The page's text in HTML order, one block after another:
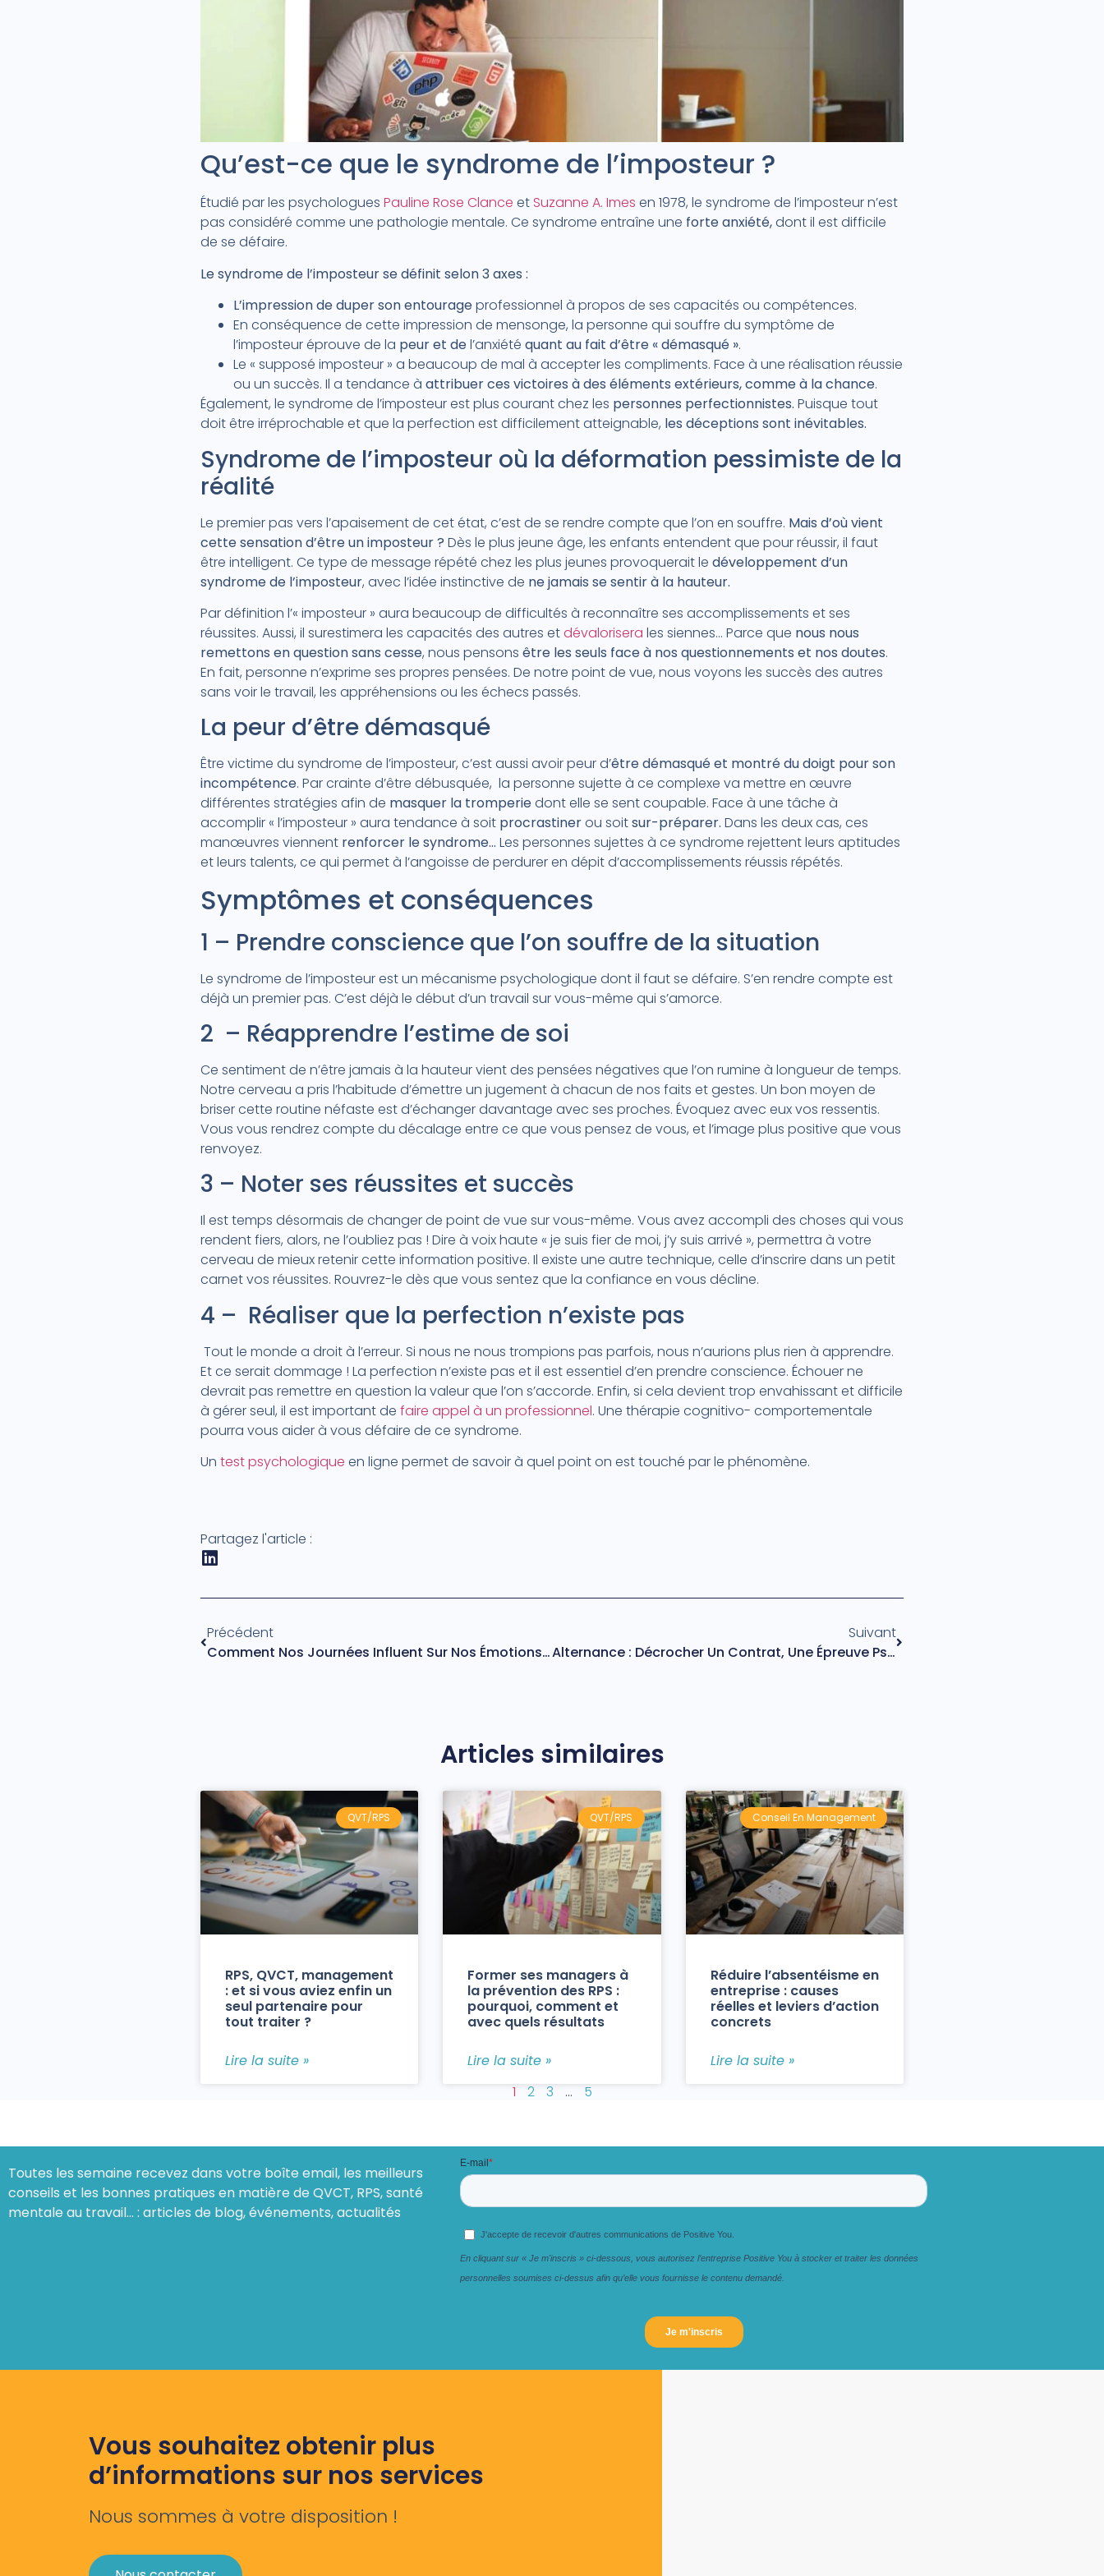
Qu’est-ce que le syndrome de l’imposteur ?
Étudié par les psychologues Pauline Rose Clance et Suzanne A. Imes en 1978, le syndrome de l’imposteur n’est
pas considéré comme une pathologie mentale. Ce syndrome entraîne une forte anxiété,dont il est difficile
de se défaire.
Le syndrome de l’imposteur se définit selon 3 axes :
L’impression de duper son entourageprofessionnel à propos de ses capacités ou compétences.
En conséquence de cette impression de mensonge, la personne qui souffre du symptôme de
l’imposteur éprouve de la peur et del’anxiété quant au fait d’être « démasqué ».
Le « supposé imposteur » a beaucoup de mal à accepter les compliments. Face à une réalisation réussie
ou un succès. Il a tendance à attribuer ces victoires à des éléments extérieurs, comme à la chance.
Également, le syndrome de l’imposteur est plus courant chez les personnes perfectionnistes. Puisque tout
doit être irréprochable et que la perfection est difficilement atteignable, les déceptions sont inévitables.
Syndrome de l’imposteur où la déformation pessimiste de la
réalité
Le premier pas vers l’apaisement de cet état, c’est de se rendre compte que l’on en souffre. Mais d’où vient
cette sensation d’être un imposteur ? Dès le plus jeune âge, les enfants entendent que pour réussir, il faut
être intelligent. Ce type de message répété chez les plus jeunes provoquerait le développement d’un
syndrome de l’imposteur, avec l’idée instinctive de ne jamais se sentir à la hauteur.
Par définition l’« imposteur » aura beaucoup de difficultés à reconnaître ses accomplissements et ses
réussites. Aussi, il surestimera les capacités des autres etdévalorisera les siennes… Parce que nous nous
remettons en question sans cesse, nous pensons être les seuls face à nos questionnements et nos doutes.
En fait, personne n’exprime ses propres pensées. De notre point de vue, nous voyons les succès des autres
sans voir le travail, les appréhensions ou les échecs passés.
La peur d’être démasqué
Être victime du syndrome de l’imposteur, c’est aussi avoir peur d’être démasqué et montré du doigt pour son
incompétence. Par crainte d’être débusquée, la personne sujette à ce complexe va mettre en œuvre
différentes stratégies afin de masquer la tromperiedont elle se sent coupable. Face à une tâche à
accomplir « l’imposteur » aura tendance à soit procrastinerou soitsur-préparer. Dans les deux cas, ces
manœuvres viennent renforcer le syndrome… Les personnes sujettes à ce syndrome rejettent leurs aptitudes
et leurs talents, ce qui permet à l’angoisse de perdurer en dépit d’accomplissements réussis répétés.
Symptômes et conséquences
1 – Prendre conscience que l’on souffre de la situation
Le syndrome de l’imposteur est un mécanisme psychologique dont il faut se défaire. S’en rendre compte est
déjà un premier pas. C’est déjà le début d’un travail sur vous-même qui s’amorce.
2 – Réapprendre l’estime de soi
Ce sentiment de n’être jamais à la hauteur vient des pensées négatives que l’on rumine à longueur de temps.
Notre cerveau a pris l’habitude d’émettre un jugement à chacun de nos faits et gestes. Un bon moyen de
briser cette routine néfaste est d’échanger davantage avec ses proches. Évoquez avec eux vos ressentis.
Vous vous rendrez compte du décalage entre ce que vous pensez de vous, et l’image plus positive que vous
renvoyez.
3 – Noter ses réussites et succès
Il est temps désormais de changer de point de vue sur vous-même. Vous avez accompli des choses qui vous
rendent fiers, alors, ne l’oubliez pas ! Dire à voix haute « je suis fier de moi, j’y suis arrivé », permettra à votre
cerveau de mieux retenir cette information positive. Il existe une autre technique, celle d’inscrire dans un petit
carnet vos réussites. Rouvrez-le dès que vous sentez que la confiance en vous décline.
4 – Réaliser que la perfection n’existe pas
Tout le monde a droit à l’erreur. Si nous ne nous trompions pas parfois, nous n’aurions plus rien à apprendre.
Et ce serait dommage ! La perfection n’existe pas et il est essentiel d’en prendre conscience. Échouer ne
devrait pas remettre en question la valeur que l’on s’accorde. Enfin, si cela devient trop envahissant et difficile
à gérer seul, il est important de faire appel à un professionnel. Une thérapie cognitivo- comportementale
pourra vous aider à vous défaire de ce syndrome.
Un test psychologique en ligne permet de savoir à quel point on est touché par le phénomène.
Partagez l'article :
Précédent
Comment Nos Journées Influent Sur Nos Émotions Le Soir ?
Suivant
Alternance : Décrocher Un Contrat, Une Épreuve Psychologique
Articles similaires
QVT/RPS
RPS, QVCT, management
: et si vous aviez enfin un
seul partenaire pour
tout traiter ?
Lire la suite »
QVT/RPS
Former ses managers à
la prévention des RPS :
pourquoi, comment et
avec quels résultats
Lire la suite »
Conseil En Management
Réduire l’absentéisme en
entreprise : causes
réelles et leviers d’action
concrets
Lire la suite »
1
2 3 … 5
Toutes les semaine recevez dans votre boîte email, les meilleurs
conseils et les bonnes pratiques en matière de QVCT, RPS, santé
mentale au travail… : articles de blog, événements, actualités
Vous souhaitez obtenir plus
d’informations sur nos services
Nous sommes à votre disposition !